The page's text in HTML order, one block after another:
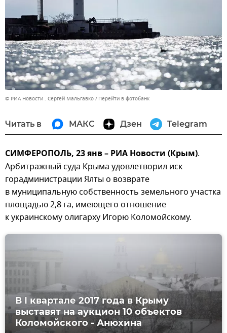
© РИА Новости . Сергей Мальгавко Перейти в фотобанк
Читать в МАКС Дзен Telegram
СИМФЕРОПОЛЬ, 23 янв – РИА Новости (Крым).
Арбитражный суда Крыма удовлетворил иск
горадминистрации Ялты о возврате
в муниципальную собственность земельного участка
площадью 2,8 га, имеющего отношение
к украинскому олигарху Игорю Коломойскому.
В I квартале 2017 года в Крыму
выставят на аукцион 10 объектов
Коломойского - Анюхина